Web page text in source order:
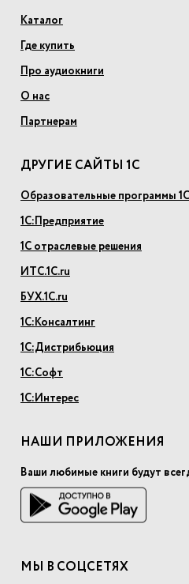
Каталог
Где купить
Про аудиокниги
О нас
Партнерам
ДРУГИЕ САЙТЫ 1С
Образовательные программы 1С
1С:Предприятие
1С отраслевые решения
ИТС.1С.ru
БУХ.1С.ru
1С:Консалтинг
1С:Дистрибьюция
1С:Софт
1С:Интерес
НАШИ ПРИЛОЖЕНИЯ
Ваши любимые книги будут
МЫ В СОЦСЕТЯХ